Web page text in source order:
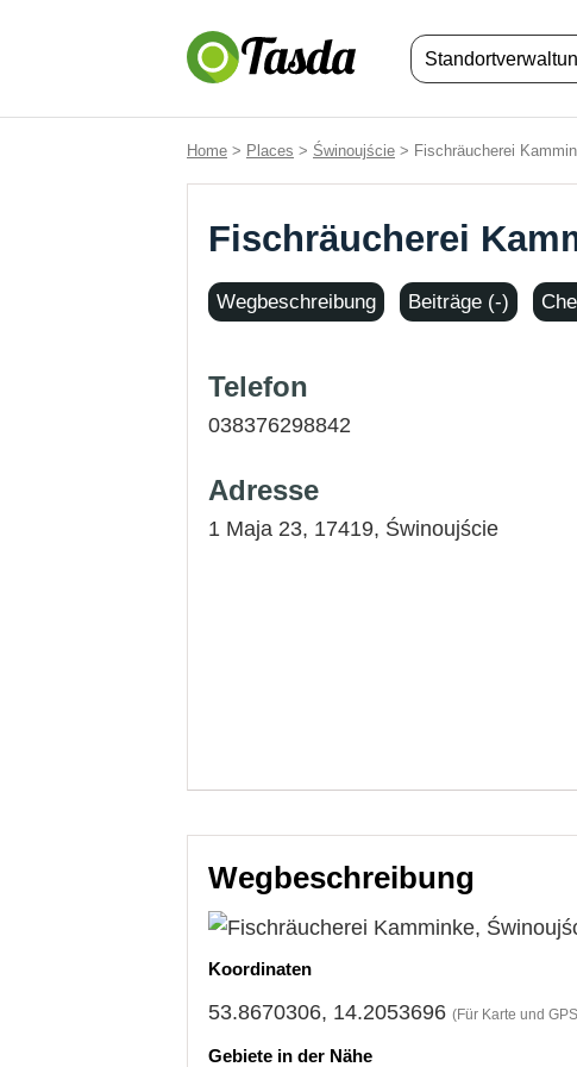
Home > Places > Świnoujście > Fischräucherei
Fischräucherei
Wegbeschreibung Beiträge (-)
Telefon
038376298842
Adresse
1 Maja 23, 17419, Świnoujście
Wegbeschreibung
Koordinaten
53.8670306, 14.2053696 (Für Karte und
Gebiete in der Nähe